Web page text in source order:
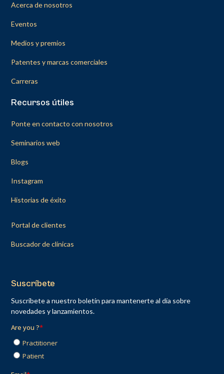
Acerca de nosotros
Eventos
Medios y premios
Patentes y marcas comerciales
Carreras
Recursos útiles
Ponte en contacto con nosotros
Seminarios web
Blogs
Instagram
Historias de éxito
Portal de clientes
Buscador de clínicas
Suscríbete
Suscríbete a nuestro boletín para mantenerte al día sobre
novedades y lanzamientos.